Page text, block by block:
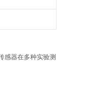
感器在多种实验测